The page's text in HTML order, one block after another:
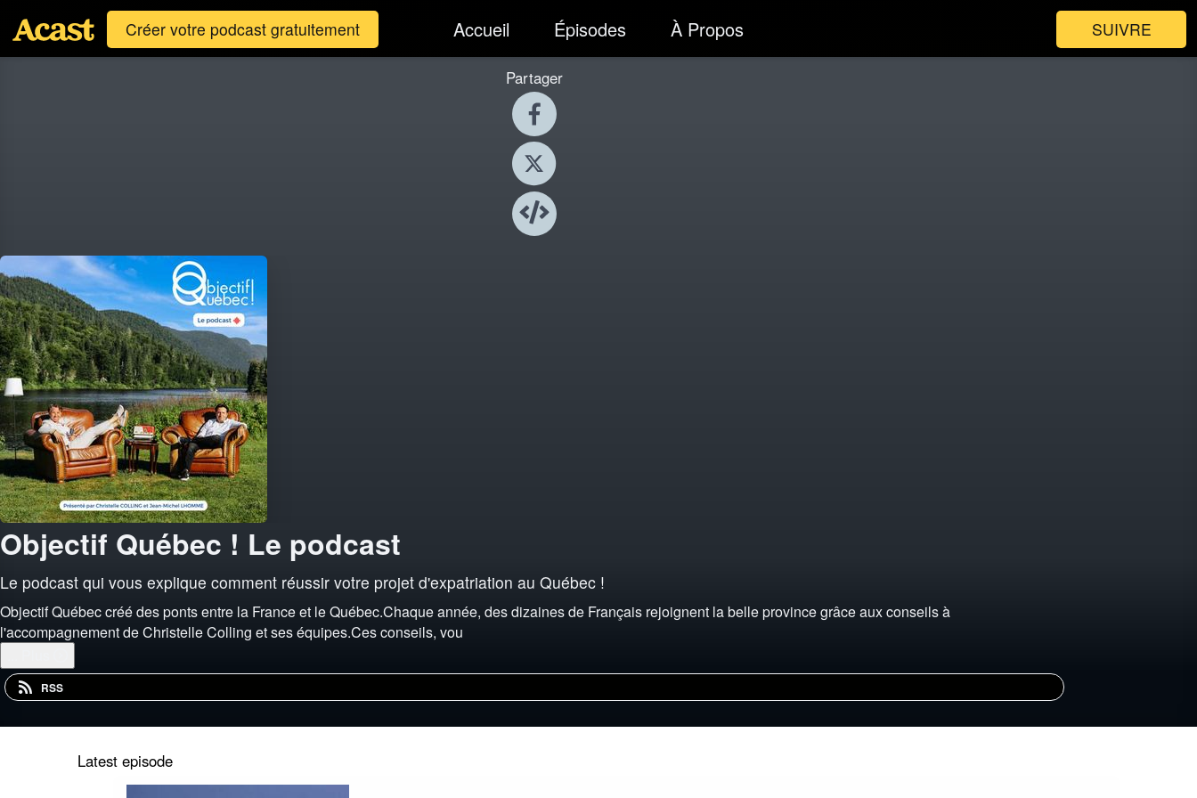
Créer votre podcast gratuitement Accueil Épisodes À Propos SUIVRE
Partager
Objectif Québec ! Le podcast
Le podcast qui vous explique comment réussir votre projet d'expatriation au Québec !
Objectif Québec créé des ponts entre la France et le Québec.Chaque année, des dizaines de Français rejoignent la belle province grâce aux conseils à
l'accompagnement de Christelle Colling et ses équipes.Ces conseils, vou
RSS
Latest episode